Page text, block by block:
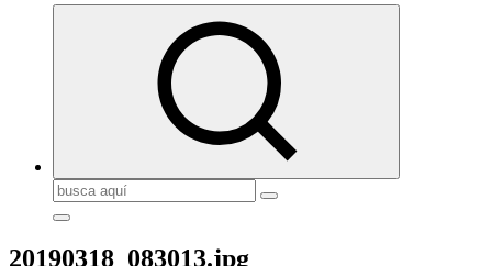
Buscar:
20190318_083013.jpg